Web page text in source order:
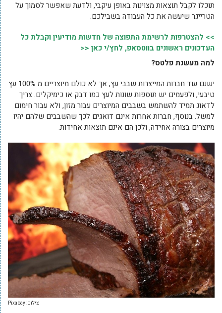
תוכלו לקבל תוצאות מצוינות באופן עיקבי, ולדעת שאפשר לסמוך על
הטרייגר שיעשה את כל העבודה בשבילכם.
>> להצטרפות לרשימת התפוצה של חדשות מודיעין וקבלת כל
העדכונים ראשונים בווטסאפ, לחץ/י כאן <<
למה מעשנת פלטס?
ישנם עוד חברות המייצרות שבבי עץ, אך לא כולם מיוצריים מ 100% עץ
טיבעי, ולפעמים יש תוספות שונות לעץ כמו דבק או כימיקלים. צריך
לדאוג תמיד להשתמש בשבבים המיוצרים עבור מזון, ולא עבור חימום
למשל. בנוסף, חברות אחרות אינם דואגים לכך שהשבבים שלהם יהיו
מיוצרים בצורה אחידה, ולכן הם אינם תוצאות אחידות.
צילום: Pixabay